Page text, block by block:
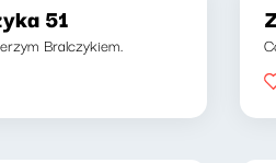
51
Bralczykiem.